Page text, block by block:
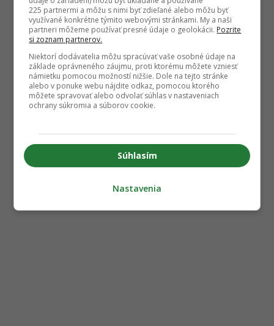
225 partnermi a môžu s nimi byť zdieľané alebo môžu byť
využívané konkrétne týmito webovými stránkami. My a naši
partneri môžeme používať presné údaje o geolokácii. Pozrite
si zoznam partnerov.
Niektorí dodávatelia môžu spracúvať vaše osobné údaje na
základe oprávneného záujmu, proti ktorému môžete vzniesť
námietku pomocou možností nižšie. Dole na tejto stránke
alebo v ponuke webu nájdite odkaz, pomocou ktorého
môžete spravovať alebo odvolať súhlas v nastaveniach
ochrany súkromia a súborov cookie.
Súhlasím
Nastavenia